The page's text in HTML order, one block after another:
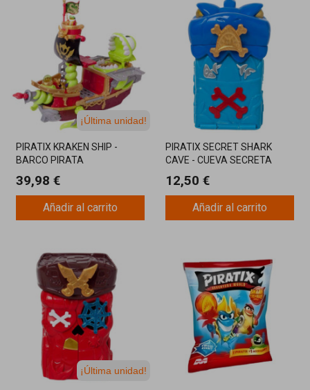
¡Última unidad!
PIRATIX KRAKEN SHIP -
BARCO PIRATA
39,98 €
Añadir al carrito
PIRATIX SECRET SHARK
CAVE - CUEVA SECRETA
12,50 €
Añadir al carrito
¡Última unidad!